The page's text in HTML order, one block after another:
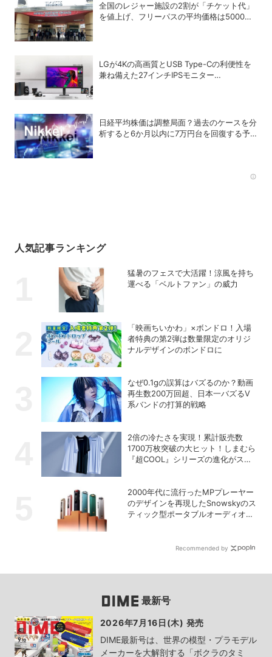
全国のレジャー施設の2割が「チケット代」
を値上げ、フリーパスの平均価格は5000円
LGが4Kの高画質とUSB Type-Cの利便性を
兼ね備えた27インチIPSモニター
日経平均株価は調整局面？過去のケースを分
析すると6か月以内に7万円台を回復する予
人気記事ランキング
猛暑のフェスで大活躍！涼風を持ち
運べる「ベルトファン」の威力
「映画ちいかわ」×ボンドロ！入場
者特典の第2弾は数量限定のオリジ
ナルデザインのボンドロに
なぜ0.1gの誤算はバズるのか？動画
再生数200万回超、日本一バズるV
系バンドの打算的戦略
2倍の冷たさを実現！累計販売数
1700万枚突破の大ヒット！しまむら
『超COOL』シリーズの進化がスゴ
2000年代に流行ったMPプレーヤー
のデザインを再現したSnowskyのス
ティック型ポータブルオーディオプ
Recommended by
最新号
2026年7月16日(木) 発売
DIME最新号は、世界の模型・プラモデル
メーカーを大解剖する「ボクラのタミ